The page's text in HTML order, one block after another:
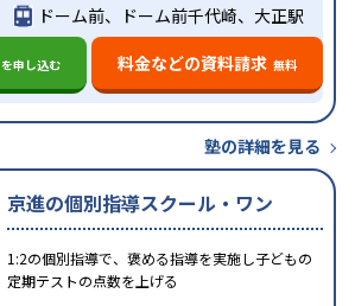
ドーム前、ドーム前千代崎、大正駅
を申し込む 料金などの資料請求 無料
塾の詳細を見る
京進の個別指導スクール・ワン
1:2の個別指導で、褒める指導を実施し子どもの
定期テストの点数を上げる